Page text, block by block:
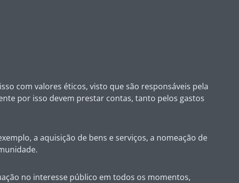
com valores éticos, visto que são responsáveis pela
por isso devem prestar contas, tanto pelos gastos
a aquisição de bens e serviços, a nomeação de
no interesse público em todos os momentos,